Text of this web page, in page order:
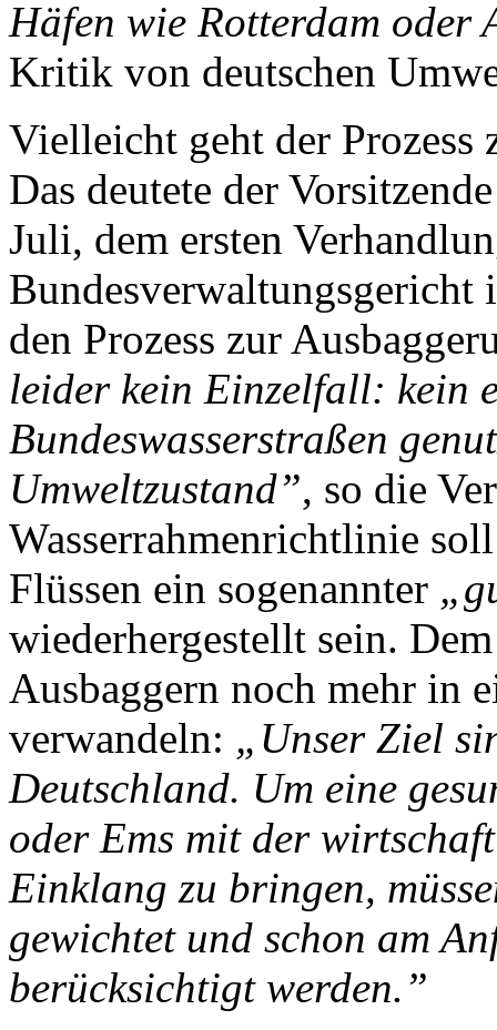
Häfen wie Rotterdam oder
Kritik von deutschen
Vielleicht geht der
Das deutete der
Juli, dem ersten
den Prozess zur
leider kein Einzelfall: kein
Bundeswasserstraßen
Umweltzustand”, so die
Wasserrahmenrichtlinie
Flüssen ein sogenannter
wiederhergestellt sein.
Ausbaggern noch mehr in
verwandeln: „Unser Ziel
Deutschland. Um eine
oder Ems mit der
Einklang zu bringen,
gewichtet und schon am
berücksichtigt werden.”